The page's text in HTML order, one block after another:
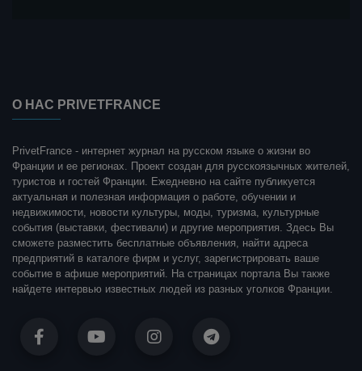
О НАС PRIVETFRANCE
PrivetFrance - интернет журнал на русском языке о жизни во
Франции и ее регионах. Проект создан для русскоязычных жителей,
туристов и гостей Франции. Ежедневно на сайте публикуется
актуальная и полезная информация о работе, обучении и
недвижимости, новости культуры, моды, туризма, культурные
события (выставки, фестивали) и другие мероприятия. Здесь Вы
сможете разместить бесплатные объявления, найти адреса
предприятий в каталоге фирм и услуг, зарегистрировать ваше
событие в афише мероприятий. На страницах портала Вы также
найдете интервью известных людей из разных уголков Франции.